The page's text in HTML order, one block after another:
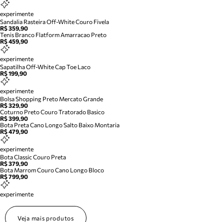
experimente
Sandalia Rasteira Off-White Couro Fivela
R$ 359,90
Tenis Branco Flatform Amarracao Preto
R$ 459,90
experimente
Sapatilha Off-White Cap Toe Laco
R$ 199,90
experimente
Bolsa Shopping Preto Mercato Grande
R$ 329,90
Coturno Preto Couro Tratorado Basico
R$ 399,90
Bota Preta Cano Longo Salto Baixo Montaria
R$ 479,90
experimente
Bota Classic Couro Preta
R$ 379,90
Bota Marrom Couro Cano Longo Bloco
R$ 799,90
experimente
Veja mais produtos